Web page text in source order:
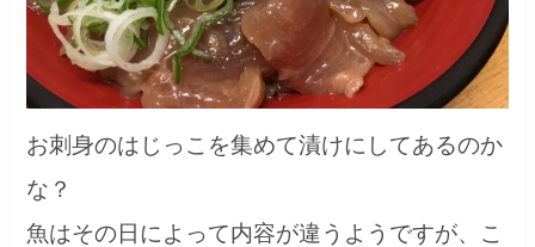
お刺身のはじっこを集めて漬けにしてあるのか
な？
魚はその日によって内容が違うようですが、こ